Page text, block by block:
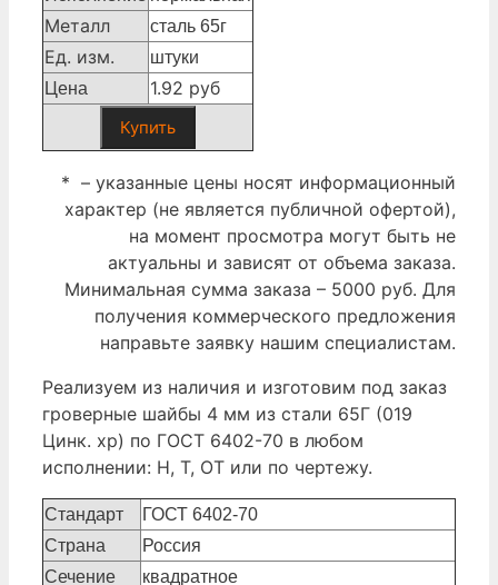
Металл сталь 65г
Ед. изм.
штуки
Цена
1.92 руб
Купить
* – указанные цены носят информационный
характер (не является публичной офертой),
на момент просмотра могут быть не
актуальны и зависят от объема заказа.
Минимальная сумма заказа – 5000 руб. Для
получения коммерческого предложения
направьте заявку нашим специалистам.
Реализуем из наличия и изготовим под заказ
гроверные шайбы 4 мм из стали 65Г (019
Цинк. хр) по ГОСТ 6402-70 в любом
исполнении: Н, Т, ОТ или по чертежу.
Стандарт
ГОСТ 6402-70
Страна
Россия
Сечение
квадратное